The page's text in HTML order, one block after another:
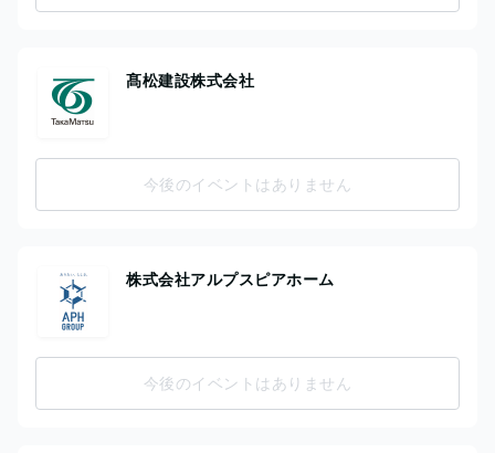
髙松建設株式会社
今後のイベントはありません
株式会社アルプスピアホーム
今後のイベントはありません